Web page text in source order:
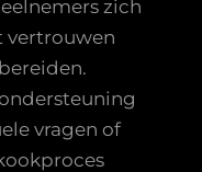
zich
vertrouwen
vragen of